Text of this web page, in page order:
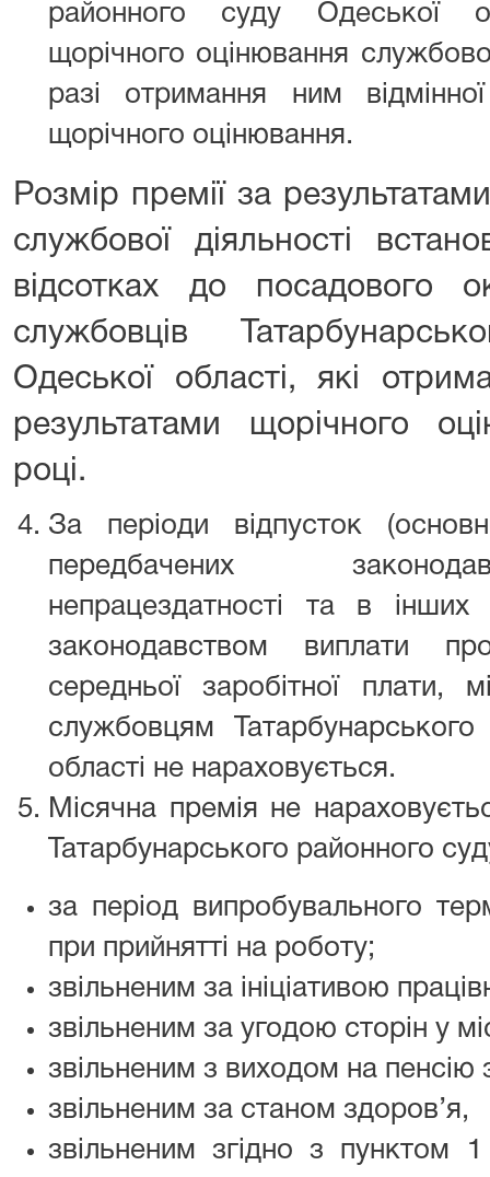
районного суду Одеської
щорічного оцінювання
разі отримання ним
щорічного оцінювання.
Розмір премії за
службової діяльності
відсотках до посадового
службовців
Одеської області, які
результатами щорічного
році.
За періоди відпусток
передбачених
непрацездатності та в інших
законодавством виплати
середньої заробітної плати,
службовцям
області не нараховується.
Місячна премія не
Татарбунарського районного
за період випробувального
при прийнятті на роботу;
звільненим за ініціативою
звільненим за угодою сторін у
звільненим з виходом на пенсію
звільненим за станом здоров’я,
звільненим згідно з пунктом